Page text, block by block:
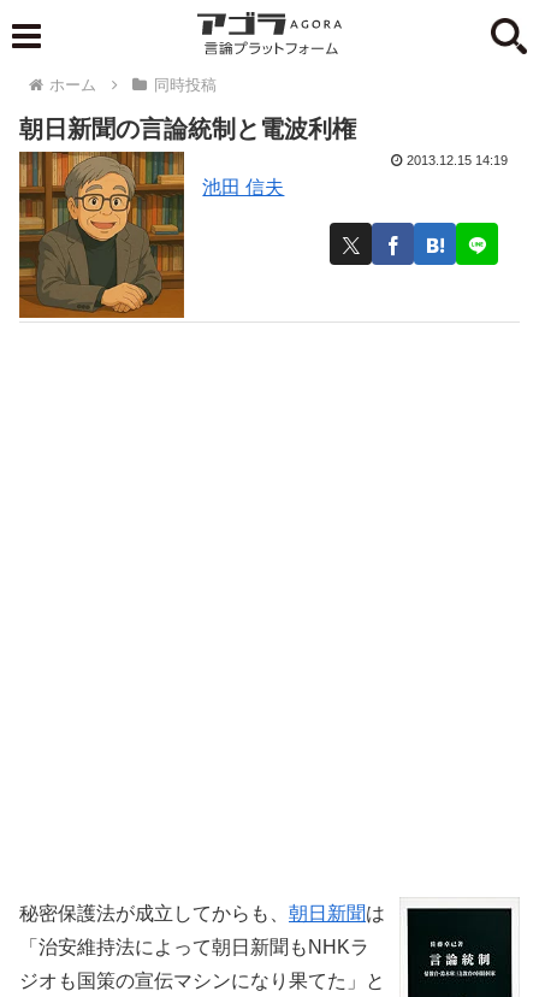
ホーム 同時投稿
朝日新聞の言論統制と電波利権
池田 信夫
2013.12.15 14:19
秘密保護法が成立してからも、 朝日新聞は
「治安維持法によって朝日新聞もNHKラ
ジオも国策の宣伝マシンになり果てた」と